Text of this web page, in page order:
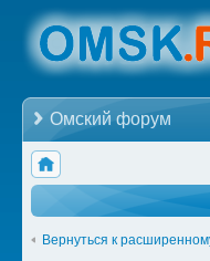
Омский форум
Вернуться к